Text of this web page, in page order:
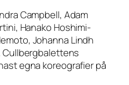
Campbell, Adam
Hanako Hoshimi-
Johanna Lindh
Cullbergbalettens
egna koreografier på